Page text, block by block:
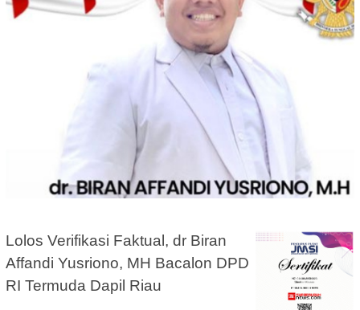
Lolos Verifikasi Faktual, dr Biran
Affandi Yusriono, MH Bacalon DPD
RI Termuda Dapil Riau